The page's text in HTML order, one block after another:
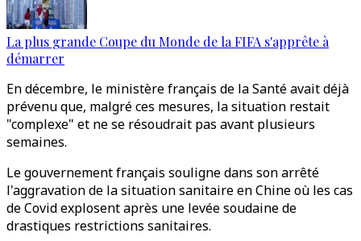
La plus grande Coupe du Monde de la FIFA s'apprête à
démarrer
En décembre, le ministère français de la Santé avait déjà
prévenu que, malgré ces mesures, la situation restait
"complexe" et ne se résoudrait pas avant plusieurs
semaines.
Le gouvernement français souligne dans son arrêté
l'aggravation de la situation sanitaire en Chine où les cas
de Covid explosent après une levée soudaine de
drastiques restrictions sanitaires.